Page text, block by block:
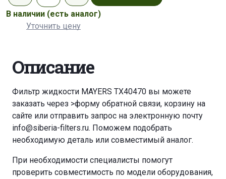
В наличии (есть аналог)
Уточнить цену
Описание
Фильтр жидкости MAYERS TX40470 вы можете
заказать через >форму обратной связи, корзину на
сайте или отправить запрос на электронную почту
info@siberia-filters.ru. Поможем подобрать
необходимую деталь или совместимый аналог.
При необходимости специалисты помогут
проверить совместимость по модели оборудования,